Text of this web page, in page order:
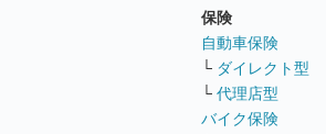
保険
自動車保険
└ ダイレクト型
└ 代理店型
バイク保険